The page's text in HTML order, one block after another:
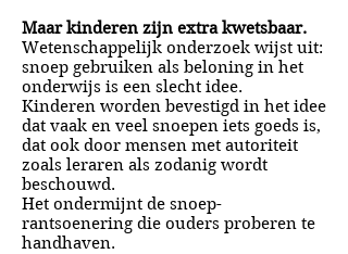
Maar kinderen zijn extra kwetsbaar.
Wetenschappelijk onderzoek wijst uit:
snoep gebruiken als beloning in het
onderwijs is een slecht idee.
Kinderen worden bevestigd in het idee
dat vaak en veel snoepen iets goeds is,
dat ook door mensen met autoriteit
zoals leraren als zodanig wordt
beschouwd.
Het ondermijnt de snoep-
rantsoenering die ouders proberen te
handhaven.